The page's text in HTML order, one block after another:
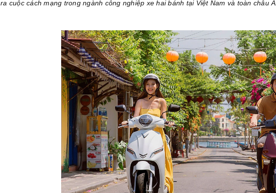
ra cuộc cách mạng trong ngành công nghiệp xe hai bánh tại Việt Nam và toàn châu Á.